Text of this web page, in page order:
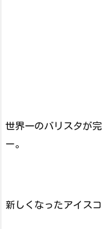
世界一のバリスタが
ー。
新しくなったアイス